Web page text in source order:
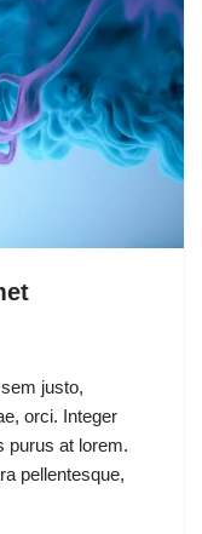
justo,
orci. Integer
purus at lorem.
pellentesque,